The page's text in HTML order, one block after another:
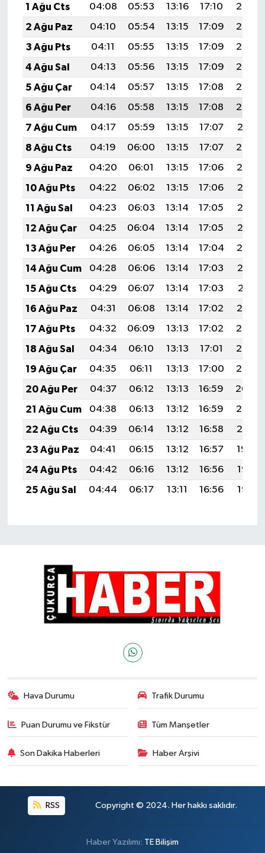
1 Ağu Cts
04:08 05:53 13:16 17:10
20:28
2 Ağu Paz
04:10 05:54 13:15 17:09
20:27
3 Ağu Pts
04:11 05:55 13:15 17:09
20:26
4 Ağu Sal
04:13 05:56 13:15 17:09
20:25
5 Ağu Çar
04:14 05:57 13:15 17:08
20:24
6 Ağu Per
04:16 05:58 13:15 17:08
20:23
7 Ağu Cum
04:17 05:59 13:15 17:07
20:21
8 Ağu Cts
04:19 06:00 13:15 17:07
20:20
9 Ağu Paz
04:20 06:01 13:15 17:06
20:19
10 Ağu Pts
04:22 06:02 13:15 17:06
20:18
11 Ağu Sal
04:23 06:03 13:14 17:05
20:16
12 Ağu Çar
04:25 06:04 13:14 17:05
20:15
13 Ağu Per
04:26 06:05 13:14 17:04
20:14
14 Ağu Cum
04:28 06:06 13:14 17:03
20:12
15 Ağu Cts
04:29 06:07 13:14 17:03
20:11
16 Ağu Paz
04:31 06:08 13:14 17:02
20:10
17 Ağu Pts
04:32 06:09 13:13 17:02
20:08
18 Ağu Sal
04:34 06:10 13:13 17:01
20:07
19 Ağu Çar
04:35 06:11 13:13 17:00
20:05
20 Ağu Per
04:37 06:12 13:13 16:59
20:04
21 Ağu Cum
04:38 06:13 13:12 16:59
20:02
22 Ağu Cts
04:39 06:14 13:12 16:58
20:01
23 Ağu Paz
04:41 06:15 13:12 16:57
19:59
24 Ağu Pts
04:42 06:16 13:12 16:56
19:58
25 Ağu Sal
04:44 06:17 13:11 16:56 19:56
Hava Durumu Trafik Durumu
Puan Durumu ve Fikstür Tüm Manşetler
Son Dakika Haberleri Haber Arşivi
RSS Copyright © 2024. Her hakkı saklıdır.
Haber Yazılımı: TE Bilişim